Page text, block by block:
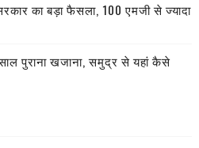
का बड़ा फैसला, 100 एमजी से ज्यादा
पुराना खजाना, समुद्र से यहां कैसे